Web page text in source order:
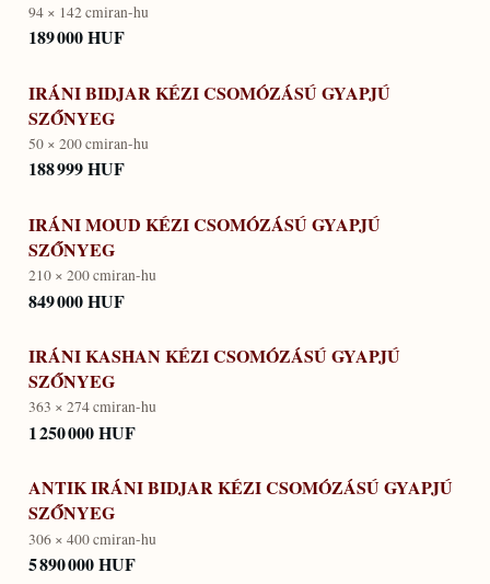
94 × 142 cmiran-hu
189 000 HUF
IRÁNI BIDJAR KÉZI CSOMÓZÁSÚ GYAPJÚ
SZŐNYEG
50 × 200 cmiran-hu
188 999 HUF
IRÁNI MOUD KÉZI CSOMÓZÁSÚ GYAPJÚ
SZŐNYEG
210 × 200 cmiran-hu
849 000 HUF
IRÁNI KASHAN KÉZI CSOMÓZÁSÚ GYAPJÚ
SZŐNYEG
363 × 274 cmiran-hu
1 250 000 HUF
ANTIK IRÁNI BIDJAR KÉZI CSOMÓZÁSÚ GYAPJÚ
SZŐNYEG
306 × 400 cmiran-hu
5 890 000 HUF